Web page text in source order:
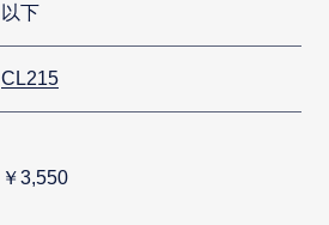
以下
CL215
￥3,550